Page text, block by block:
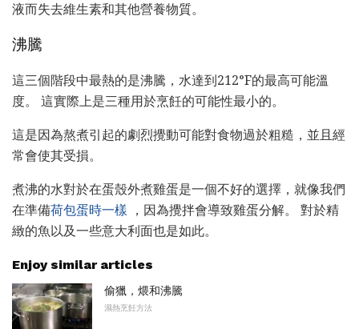
液而失去維生素和其他營養物質。
沸騰
這三個階段中最熱的是沸騰，水達到212°F的最高可能溫
度。 這實際上是三種用於烹飪的可能性最小的。
這是因為熬煮引起的劇烈攪動可能對食物過於粗糙，並且經
常會使其受損。
煮沸的水對於在蛋殼外煮雞蛋是一個不好的選擇，就像我們
在準備荷包蛋時一樣 ，因為攪拌會導致雞蛋分解。 對於精
緻的魚以及一些意大利面也是如此。
Enjoy similar articles
偷獵，煨和沸騰
濕熱烹飪方法